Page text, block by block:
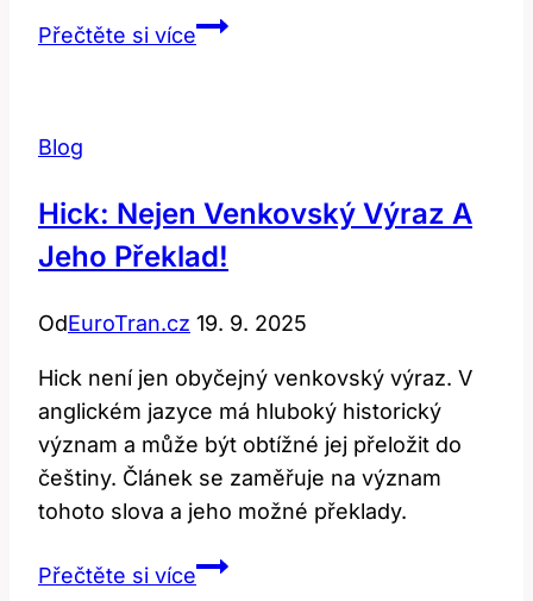
Přečtěte si víceSwag:
a
Jak
Použít?
Blog
Hick: Nejen Venkovský Výraz A
Jeho Překlad!
OdEuroTran.cz 19. 9. 2025
Hick není jen obyčejný venkovský výraz. V
anglickém jazyce má hluboký historický
význam a může být obtížné jej přeložit do
češtiny. Článek se zaměřuje na význam
tohoto slova a jeho možné překlady.
Přečtěte si víceHick: